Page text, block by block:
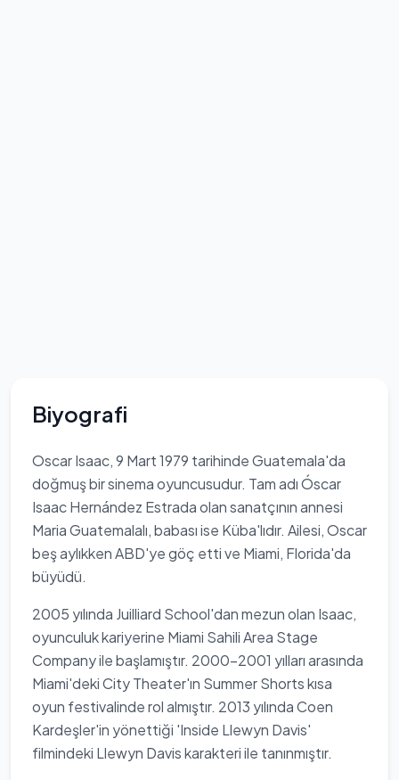
Biyografi
Oscar Isaac, 9 Mart 1979 tarihinde Guatemala'da
doğmuş bir sinema oyuncusudur. Tam adı Óscar
Isaac Hernández Estrada olan sanatçının annesi
Maria Guatemalalı, babası ise Küba'lıdır. Ailesi, Oscar
beş aylıkken ABD'ye göç etti ve Miami, Florida'da
büyüdü.
2005 yılında Juilliard School'dan mezun olan Isaac,
oyunculuk kariyerine Miami Sahili Area Stage
Company ile başlamıştır. 2000-2001 yılları arasında
Miami'deki City Theater'ın Summer Shorts kısa
oyun festivalinde rol almıştır. 2013 yılında Coen
Kardeşler'in yönettiği 'Inside Llewyn Davis'
filmindeki Llewyn Davis karakteri ile tanınmıştır.